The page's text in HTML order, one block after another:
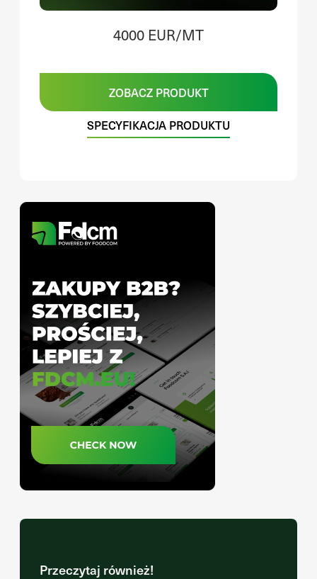
4000 EUR/MT
ZOBACZ PRODUKT
SPECYFIKACJA PRODUKTU
Przeczytaj również!